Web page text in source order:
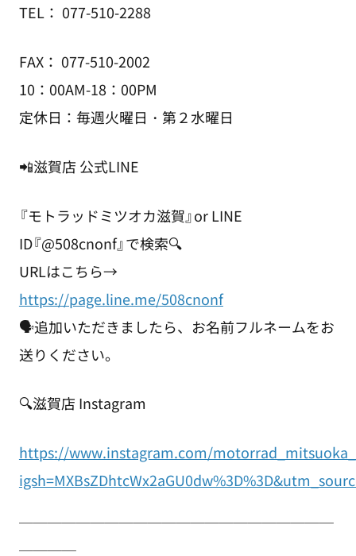
TEL： 077-510-2288
FAX： 077-510-2002
10：00AM-18：00PM
定休日：毎週火曜日・第２水曜日
📲滋賀店 公式LINE
『モトラッドミツオカ滋賀』or LINE
ID『@508cnonf』で検索🔍
URLはこちら→
https://page.line.me/508cnonf
🗣️追加いただきましたら、お名前フルネームをお
送りください。
🔍滋賀店 Instagram
https://www.instagram.com/
￣￣￣￣￣￣￣￣￣￣￣￣￣￣￣￣￣￣￣￣￣￣